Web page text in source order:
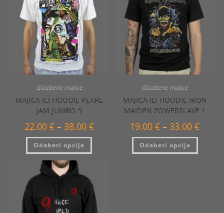
Glazbene majice
MAJICA ILI HOODIE PEARL
JAM JUMBO 9
22.00 € – 38.00 €Raspon
cijena:
Odaberi opcije
Ovaj
ima
se
mogu
odabrati
na
stranici
Glazbene majice
MAJICA ILI HOODIE IRON
MAIDEN POWERSLAVE 1
19.00€ – 33.00€Raspon
cijena:
Odaberi opcije
Ovaj
ima